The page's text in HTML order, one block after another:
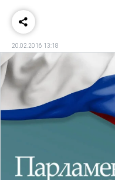
20.02.2016 13:18